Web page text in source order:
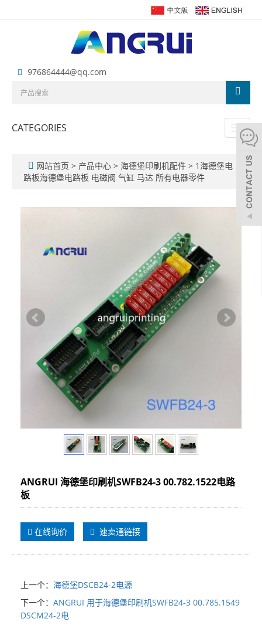
976864444@qq.com
Toggle
CATEGORIES
网站首页 > 产品中心 > 海德堡印刷机配件 > 1海德堡电
路板海德堡电路板 电磁阀 气缸 马达 所有电器零件
ANGRUI 海德堡印刷机SWFB24-3 00.782.1522电路
板
在线询价 速卖通链接
上一个： 海德堡DSCB24-2电源
下一个： ANGRUI 用于海德堡印刷机SWFB24-3 00.785.1549
DSCM24-2电